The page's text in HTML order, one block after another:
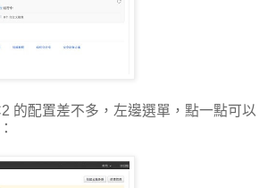
的配置差不多，左邊選單，點一點可以